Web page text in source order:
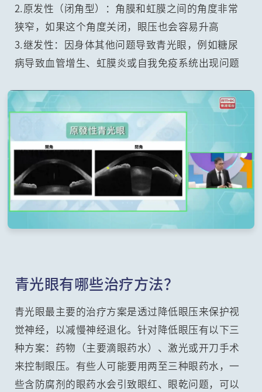
2.原发性（闭角型）：角膜和虹膜之间的角度非常
狭窄，如果这个角度关闭，眼压也会容易升高
3.继发性：因身体其他问题导致青光眼，例如糖尿
病导致血管增生、虹膜炎或自我免疫系统出现问题
青光眼有哪些治疗方法？
青光眼最主要的治疗方案是透过降低眼压来保护视
觉神经，以减慢神经退化。针对降低眼压有以下三
种方案：药物（主要滴眼药水）、激光或开刀手术
来控制眼压。有些人可能要用两至三种眼药水，一
些含防腐剂的眼药水会引致眼红、眼乾问题，可以